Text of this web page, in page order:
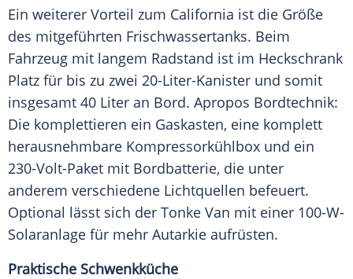
Ein weiterer Vorteil zum California ist die Größe
des mitgeführten Frischwassertanks. Beim
Fahrzeug mit langem Radstand ist im Heckschrank
Platz für bis zu zwei 20-Liter-Kanister und somit
insgesamt 40 Liter an Bord. Apropos Bordtechnik:
Die komplettieren ein Gaskasten, eine komplett
herausnehmbare Kompressorkühlbox und ein
230-Volt-Paket mit Bordbatterie, die unter
anderem verschiedene Lichtquellen befeuert.
Optional lässt sich der Tonke Van mit einer 100-W-
Solaranlage für mehr Autarkie aufrüsten.
Praktische Schwenkküche